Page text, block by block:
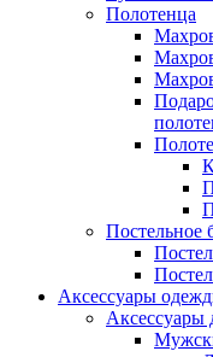
Полотенца
Постельное
Аксессуары
Аксессуары